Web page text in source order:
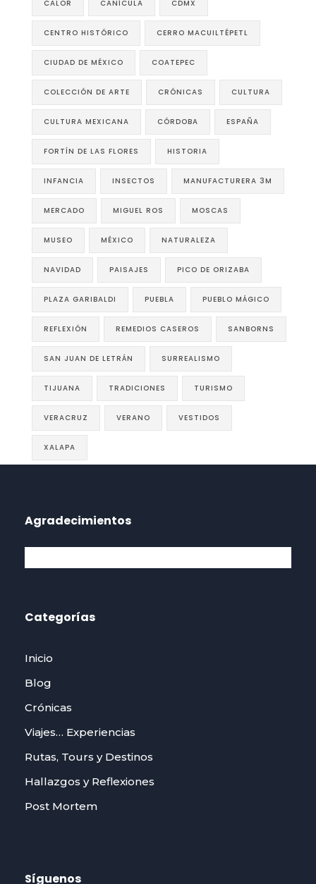
CALOR CANÍCULA CDMX
CENTRO HISTÓRICO CERRO MACUILTÉPETL
CIUDAD DE MÉXICO COATEPEC
COLECCIÓN DE ARTE CRÓNICAS CULTURA
CULTURA MEXICANA CÓRDOBA ESPAÑA
FORTÍN DE LAS FLORES HISTORIA
INFANCIA INSECTOS MANUFACTURERA 3M
MERCADO MIGUEL ROS MOSCAS
MUSEO MÉXICO NATURALEZA
NAVIDAD PAISAJES PICO DE ORIZABA
PLAZA GARIBALDI PUEBLA PUEBLO MÁGICO
REFLEXIÓN REMEDIOS CASEROS SANBORNS
SAN JUAN DE LETRÁN SURREALISMO
TIJUANA TRADICIONES TURISMO
VERACRUZ VERANO VESTIDOS
XALAPA
Agradecimientos
Categorías
Inicio
Blog
Crónicas
Viajes… Experiencias
Rutas, Tours y Destinos
Hallazgos y Reflexiones
Post Mortem
Síguenos